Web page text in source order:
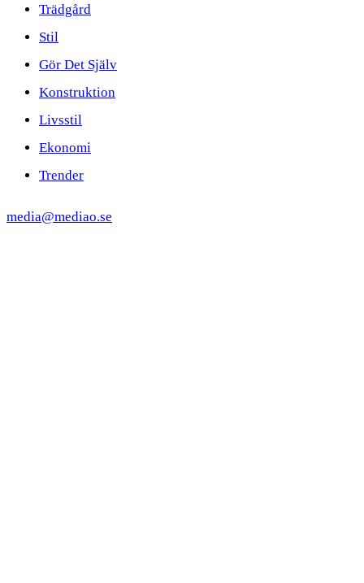
Trädgård
Stil
Gör Det Själv
Konstruktion
Livsstil
Ekonomi
Trender
media@mediao.se